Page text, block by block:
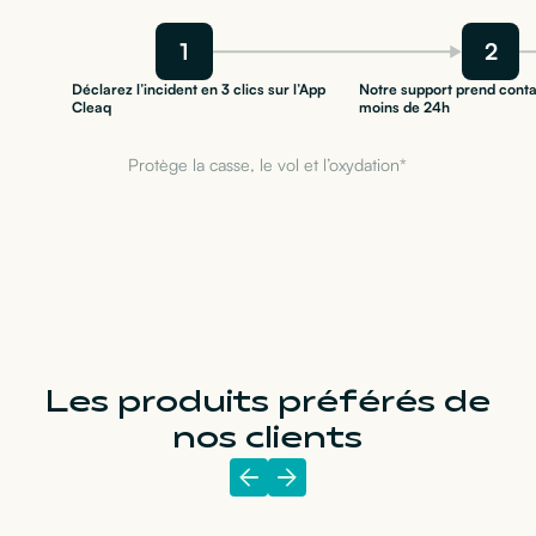
1 2
Déclarez l’incident en 3 clics sur l’App
Cleaq
Notre support prend
moins de 24h
Protège la casse, le vol et l’oxydation*
Les produits préférés de
nos clients